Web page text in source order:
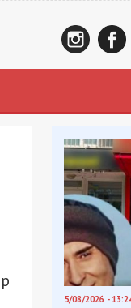
5/08/2026 -